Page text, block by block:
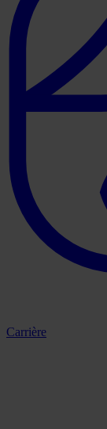
Carrière